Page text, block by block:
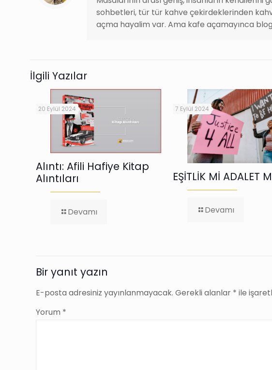
sohbetleri, tür tür kahve çekirdeklerinden
açma hayalim var. Ama kafe açamayınca
İlgili Yazılar
20 Eylül 2024
Alıntı: Afili Hafiye Kitap
Alıntıları
Devamı
7 Eylül 2024
EŞİTLİK Mİ ADALET
Devamı-
Bir yanıt yazın
E-posta adresiniz yayınlanmayacak. Gerekli alanlar * ile
Yorum *